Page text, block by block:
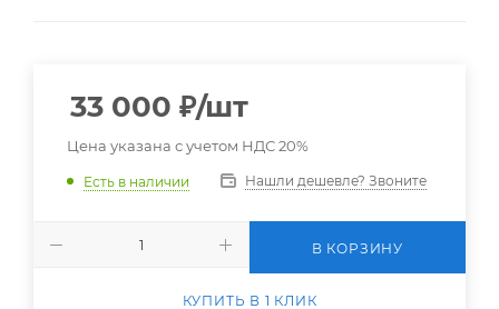
33 000 ₽/шт
Цена указана с учетом НДС 20%
Есть в наличии Нашли дешевле? Звоните
В КОРЗИНУ
КУПИТЬ В 1 КЛИК